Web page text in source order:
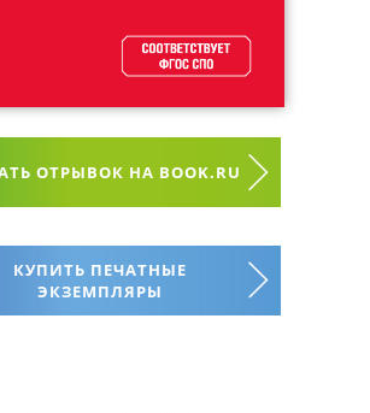
ОТРЫВОК НА BOOK.RU
КУПИТЬ ПЕЧАТНЫЕ
ЭКЗЕМПЛЯРЫ